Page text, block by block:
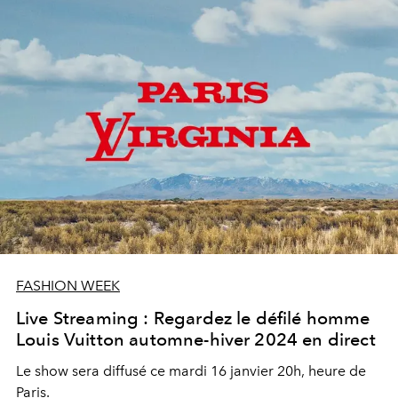
FASHION WEEK
Live Streaming : Regardez le défilé homme
Louis Vuitton automne-hiver 2024 en direct
Le show sera diffusé ce mardi 16 janvier 20h, heure de
Paris.